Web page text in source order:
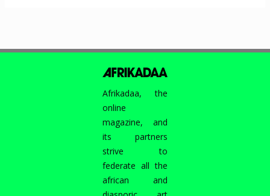
Afrikadaa, the
online
magazine, and
its partners
strive to
federate all the
african and